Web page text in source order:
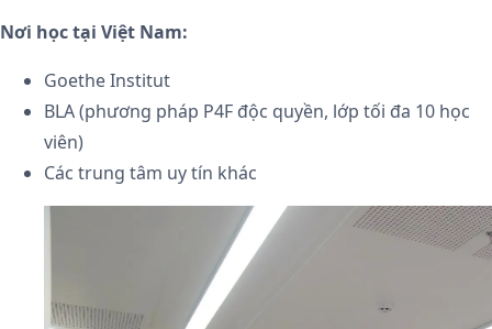
Nơi học tại Việt Nam:
Goethe Institut
BLA (phương pháp P4F độc quyền, lớp tối đa 10 học
viên)
Các trung tâm uy tín khác